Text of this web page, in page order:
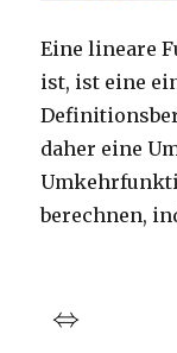
Eine lineare
ist, ist eine
daher eine
berechnen,